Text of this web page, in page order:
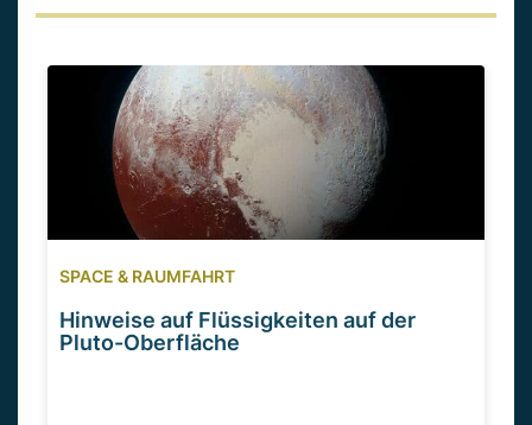
SPACE & RAUMFAHRT
Hinweise auf Flüssigkeiten auf der
Pluto-Oberfläche